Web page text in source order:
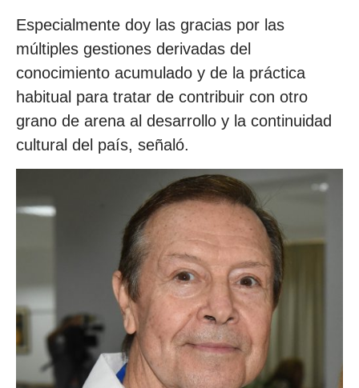
Especialmente doy las gracias por las
múltiples gestiones derivadas del
conocimiento acumulado y de la práctica
habitual para tratar de contribuir con otro
grano de arena al desarrollo y la continuidad
cultural del país, señaló.